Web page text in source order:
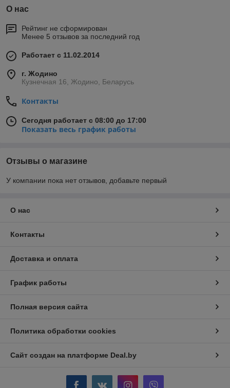
О нас
Рейтинг не сформирован
Менее 5 отзывов за последний год
Работает с 11.02.2014
г. Жодино
Кузнечная 16, Жодино, Беларусь
Контакты
Сегодня работает с 08:00 до 17:00
Показать весь график работы
Отзывы о магазине
У компании пока нет отзывов, добавьте первый
О нас
Контакты
Доставка и оплата
График работы
Полная версия сайта
Политика обработки cookies
Сайт создан на платформе Deal.by